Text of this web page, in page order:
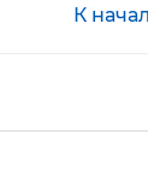
К